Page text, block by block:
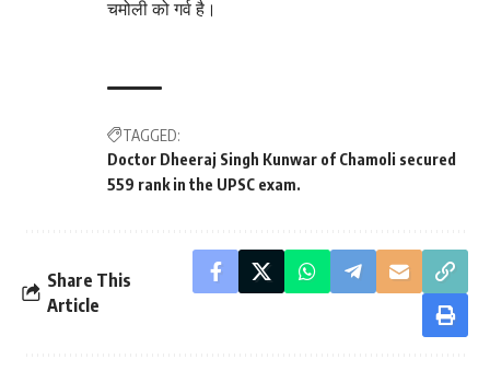
चमोली को गर्व है।
TAGGED:
Doctor Dheeraj Singh Kunwar of Chamoli secured
559 rank in the UPSC exam.
Share This
Article